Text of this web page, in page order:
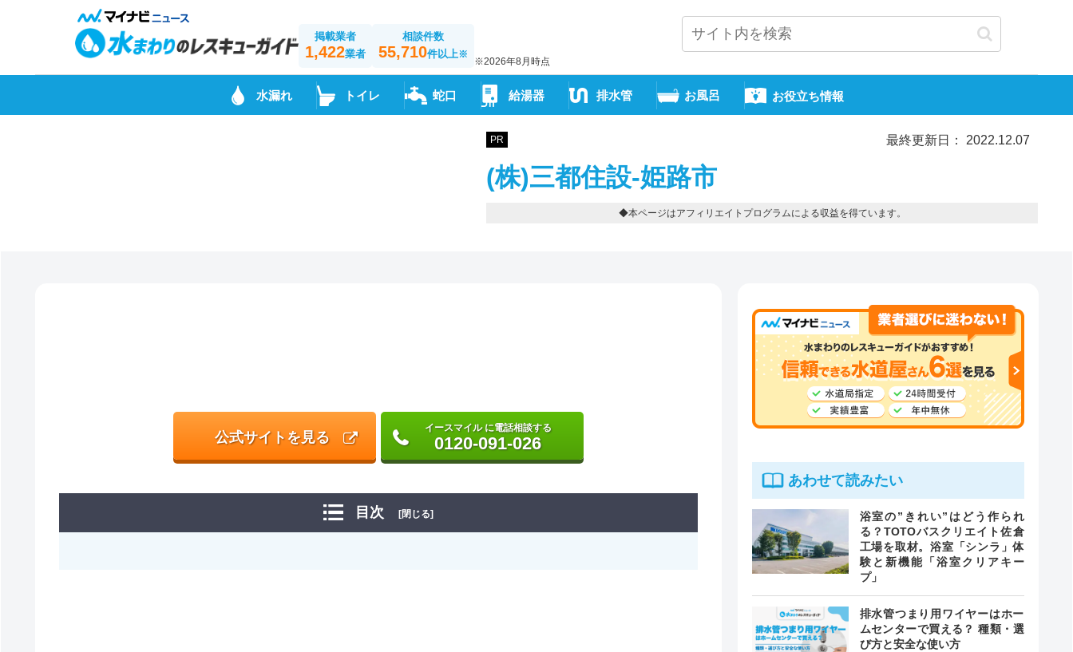
掲載業者
1,422業者
相談件数
55,710件以上※
※2026年8月時点
水漏れ トイレ 蛇口 給湯器 排水管 お風呂 お役立ち情報
PR 最終更新日： 2022.12.07
(株)三都住設-姫路市
◆本ページはアフィリエイトプログラムによる収益を得ています。
公式サイトを見る
イースマイル に電話相談する
0120-091-026
目次 [閉じる]
あわせて読みたい
浴室の”きれい”はどう作られ
る？TOTOバスクリエイト佐倉
工場を取材。浴室「シンラ」体
験と新機能「浴室クリアキー
プ」
排水管つまり用ワイヤーはホー
ムセンターで買える？ 種類・選
び方と安全な使い方